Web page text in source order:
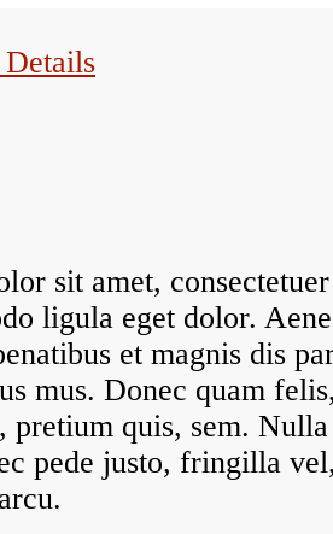
sit amet,
ligula eget dolor.
et magnis dis
mus. Donec quam
pretium quis, sem. Nulla
pede justo, fringilla